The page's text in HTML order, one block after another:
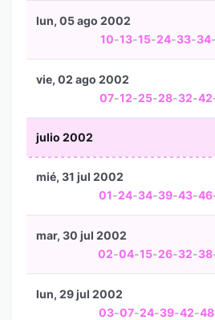
10-13-15-24-33-34-
lun, 05 ago 2002
07-12-25-28-32-42
vie, 02 ago 2002
julio 2002
01-24-34-39-43-46
mié, 31 jul 2002
02-04-15-26-32-38
mar, 30 jul 2002
03-07-24-39-42-48
lun, 29 jul 2002